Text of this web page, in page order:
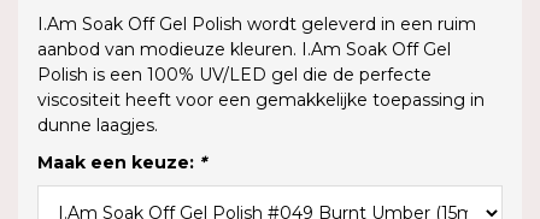
I.Am Soak Off Gel Polish wordt geleverd in een ruim
aanbod van modieuze kleuren. I.Am Soak Off Gel
Polish is een 100% UV/LED gel die de perfecte
viscositeit heeft voor een gemakkelijke toepassing in
dunne laagjes.
Maak een keuze: *